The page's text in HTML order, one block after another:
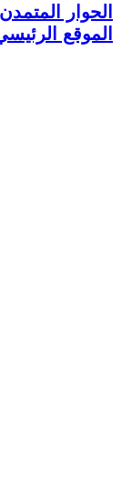
الحوار
الموقع